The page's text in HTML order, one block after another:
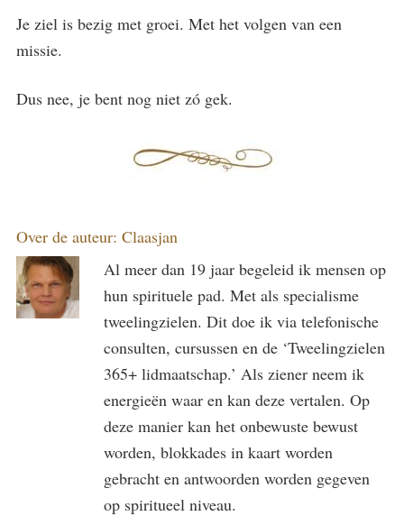
Je ziel is bezig met groei. Met het volgen van een
missie.
Dus nee, je bent nog niet zó gek.
Over de auteur: Claasjan
Al meer dan 19 jaar begeleid ik mensen op
hun spirituele pad. Met als specialisme
tweelingzielen. Dit doe ik via telefonische
consulten, cursussen en de ‘Tweelingzielen
365+ lidmaatschap.’ Als ziener neem ik
energieën waar en kan deze vertalen. Op
deze manier kan het onbewuste bewust
worden, blokkades in kaart worden
gebracht en antwoorden worden gegeven
op spiritueel niveau.